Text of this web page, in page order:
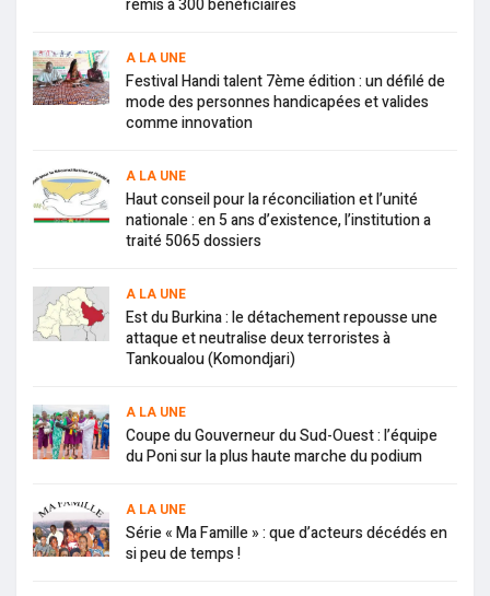
remis à 300 bénéficiaires
A LA UNE
Festival Handi talent 7ème édition : un défilé de
mode des personnes handicapées et valides
comme innovation
A LA UNE
Haut conseil pour la réconciliation et l’unité
nationale : en 5 ans d’existence, l’institution a
traité 5065 dossiers
A LA UNE
Est du Burkina : le détachement repousse une
attaque et neutralise deux terroristes à
Tankoualou (Komondjari)
A LA UNE
Coupe du Gouverneur du Sud-Ouest : l’équipe
du Poni sur la plus haute marche du podium
A LA UNE
Série « Ma Famille » : que d’acteurs décédés en
si peu de temps !